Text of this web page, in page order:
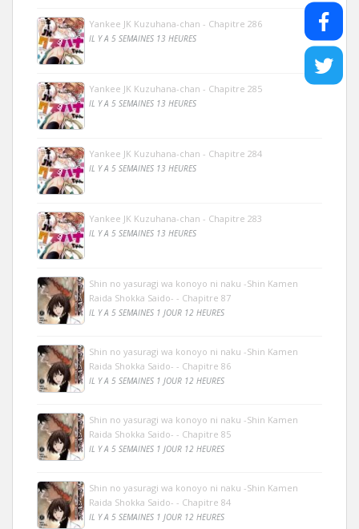
Yankee JK Kuzuhana-chan - Chapitre 286
IL Y A 5 SEMAINES 13 HEURES
Yankee JK Kuzuhana-chan - Chapitre 285
IL Y A 5 SEMAINES 13 HEURES
Yankee JK Kuzuhana-chan - Chapitre 284
IL Y A 5 SEMAINES 13 HEURES
Yankee JK Kuzuhana-chan - Chapitre 283
IL Y A 5 SEMAINES 13 HEURES
Shin no yasuragi wa konoyo ni naku -Shin Kamen
Raida Shokka Saido- - Chapitre 87
IL Y A 5 SEMAINES 1 JOUR 12 HEURES
Shin no yasuragi wa konoyo ni naku -Shin Kamen
Raida Shokka Saido- - Chapitre 86
IL Y A 5 SEMAINES 1 JOUR 12 HEURES
Shin no yasuragi wa konoyo ni naku -Shin Kamen
Raida Shokka Saido- - Chapitre 85
IL Y A 5 SEMAINES 1 JOUR 12 HEURES
Shin no yasuragi wa konoyo ni naku -Shin Kamen
Raida Shokka Saido- - Chapitre 84
IL Y A 5 SEMAINES 1 JOUR 12 HEURES